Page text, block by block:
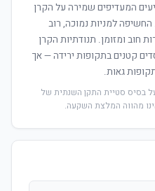
המעדיפים שמירה על הקרן
למניות נמוכה, רוב
חוב ומזומן. תנודתיות הקרן
קטנים בתקופות ירידה — אך
גאות.
בסיס סטיית התקן השנתית של
מהווה המלצת השקעה.